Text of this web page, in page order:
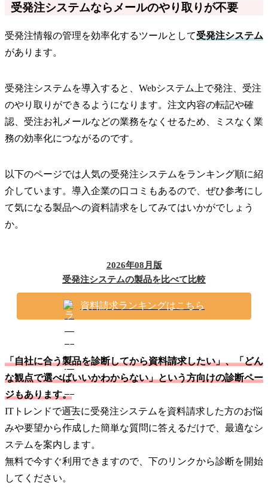
受発注システムならメールのやり取りが不要
受発注情報の管理を効率化するツールとして受発注システム
があります。
受発注システムを導入すると、Webシステム上で発注、受注
のやり取りができるようになります。注文内容の転記や確
認、受注お礼メールなどの業務をなくせるため、ミスなく業
務の効率化につながるのです。
以下のページでは人気の受発注システムをランキング順に紹
介しています。導入企業の口コミもあるので、ぜひ参考にし
て気になる製品への資料請求をしてみてはいかがでしょう
か。
2026年08月版
受発注システムの製品を比べて比較
資料請求ランキングはこちら
「自社に合う製品を診断してから資料請求したい」、「どん
な観点で選べばいいかわからない」という方向けの診断ペー
ジもあります。
ITトレンドで過去に受発注システムを資料請求した方のお悩
みや要望から作成した簡単な質問に答えるだけで、最適なシ
ステムを案内します。
無料で今すぐ利用できますので、下のリンクから診断を開始
してください。